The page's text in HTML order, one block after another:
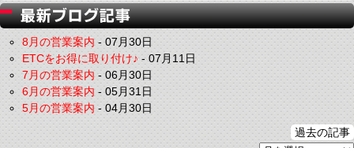
8月の営業案内-07月30日
ETCをお得に取り付け♪-07月11日
7月の営業案内-06月30日
6月の営業案内-05月31日
5月の営業案内-04月30日
過去の記事